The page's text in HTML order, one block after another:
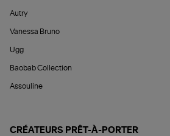
Autry
Vanessa Bruno
Ugg
Baobab Collection
Assouline
CRÉATEURS PRÊT-À-PORTER